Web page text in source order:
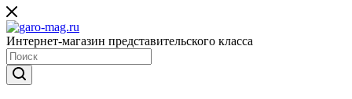
Интернет-магазин представительского класса